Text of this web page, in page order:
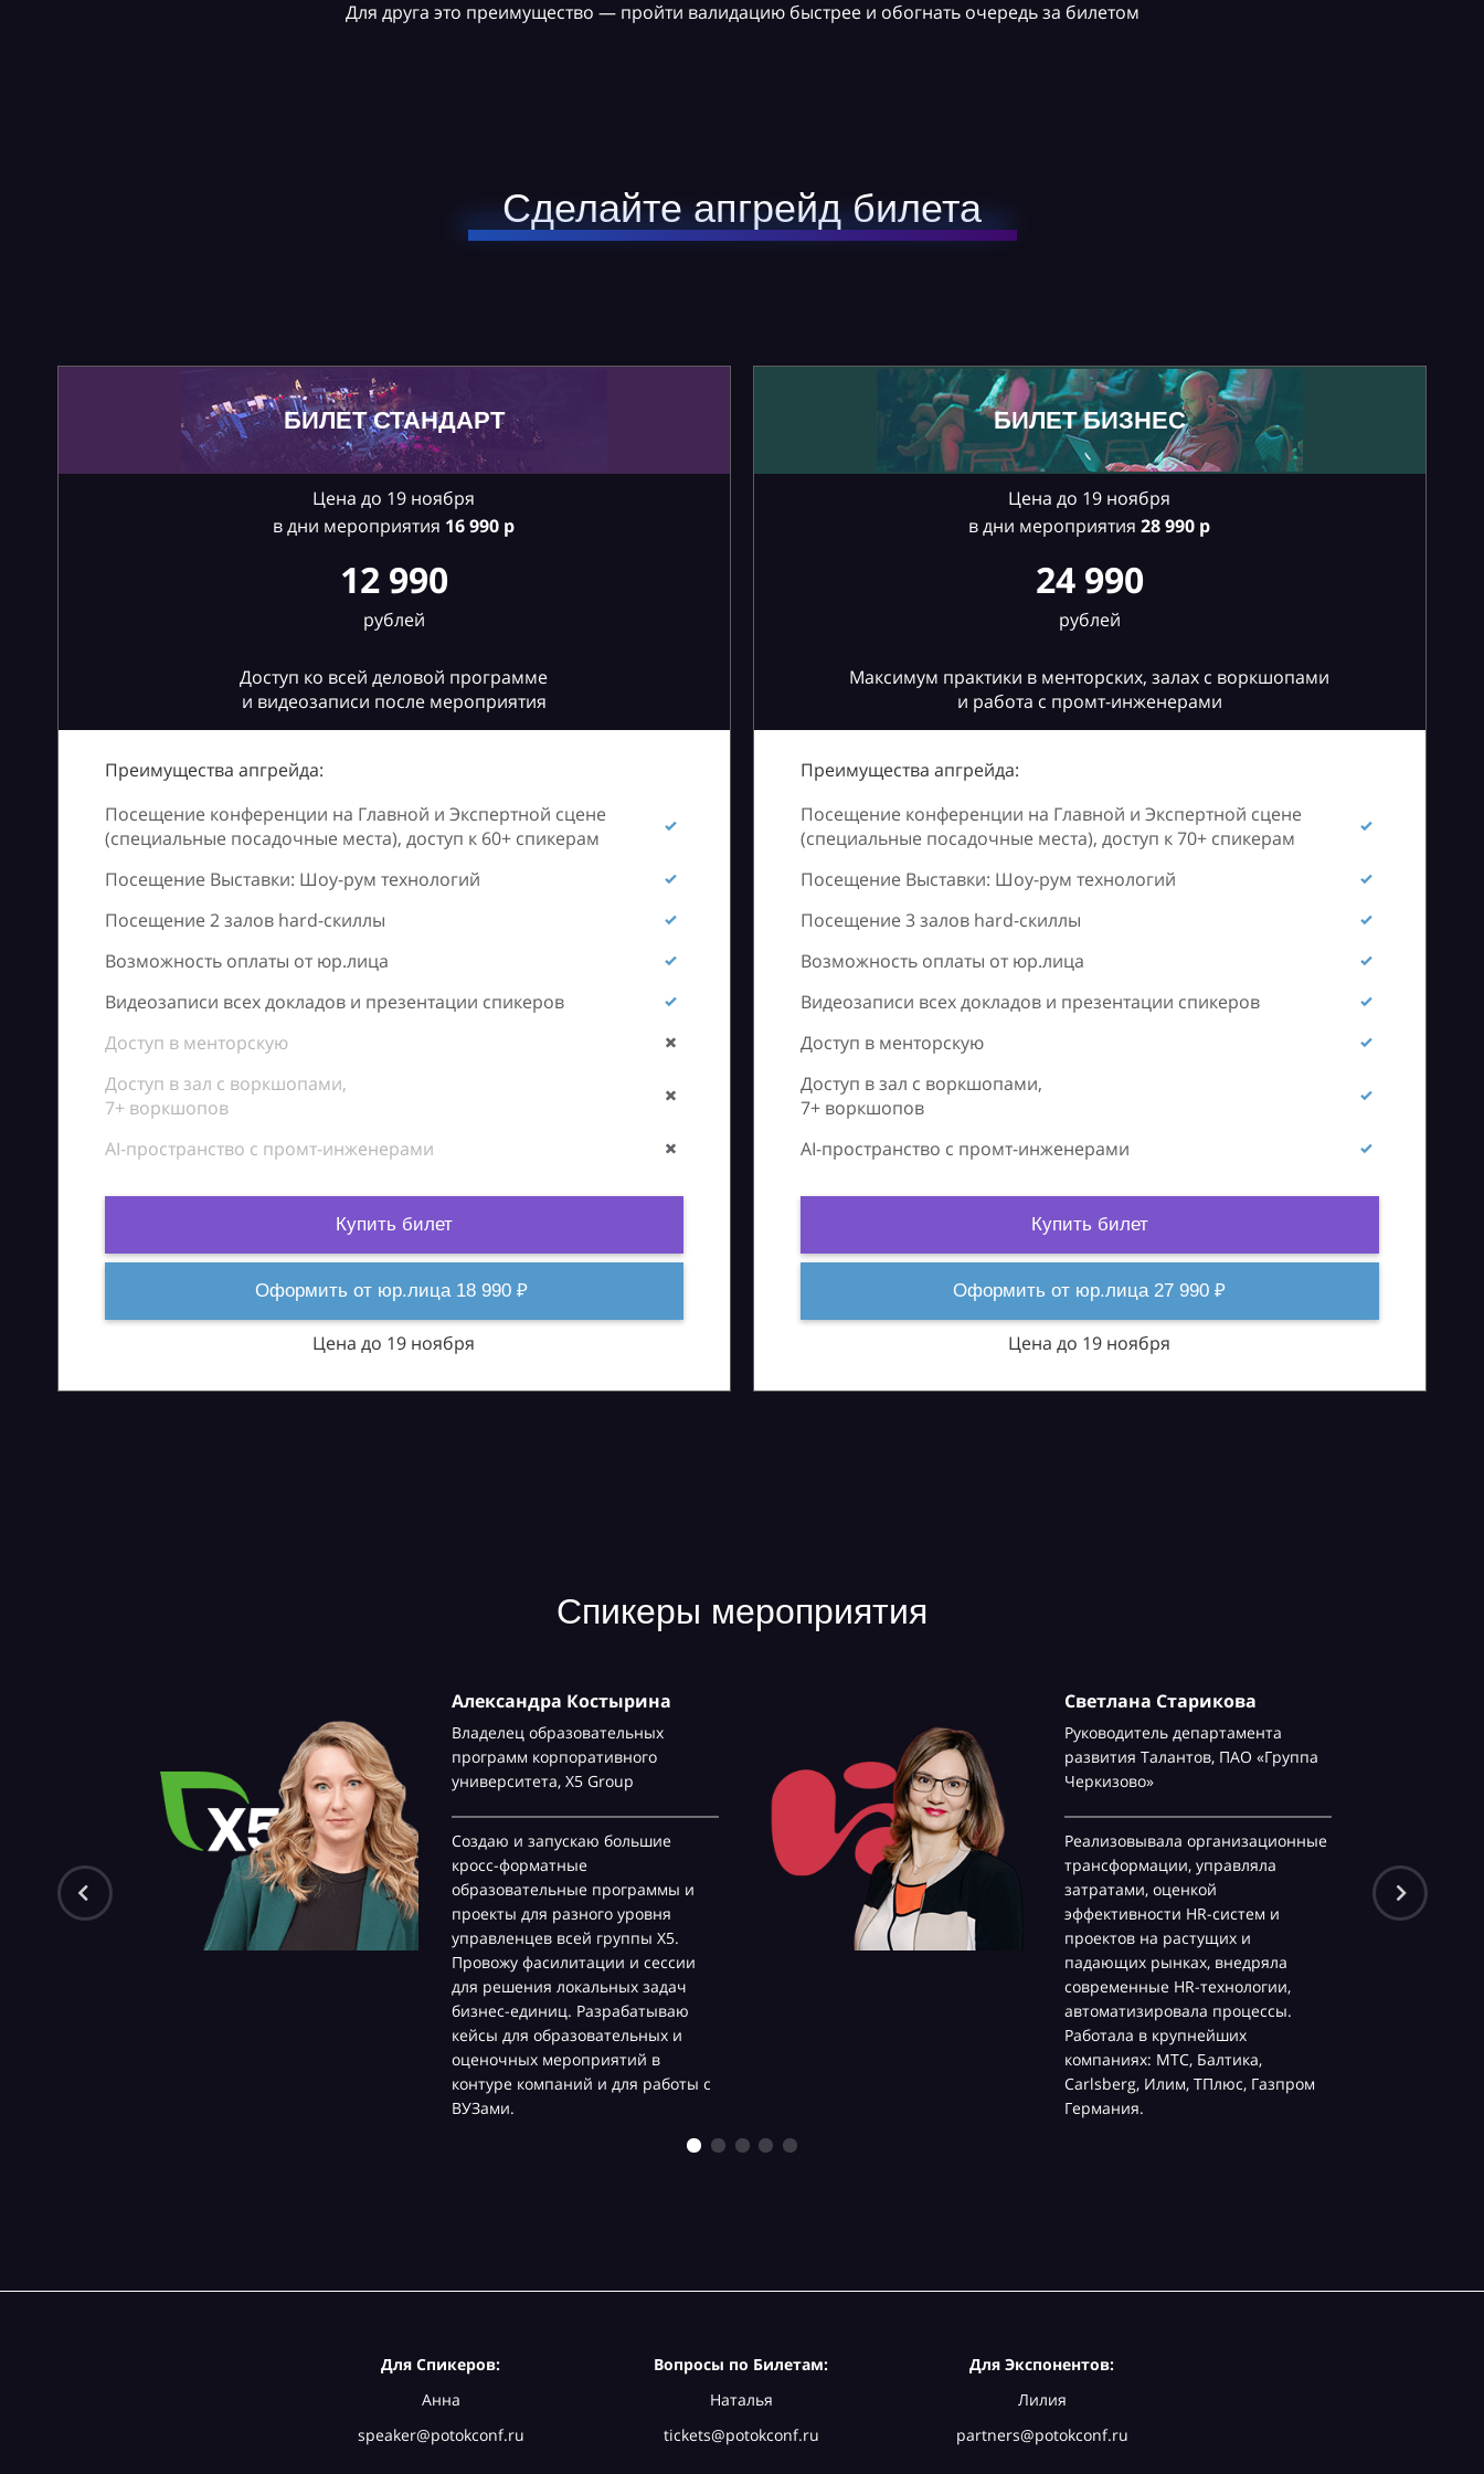
Для друга это преимущество — пройти валидацию быстрее и обогнать очередь за билетом
Сделайте апгрейд билета
БИЛЕТ СТАНДАРТ
Цена до 19 ноября
в дни мероприятия 16990 р
12 990
рублей
Доступ ко всей деловой программе
и видеозаписи после мероприятия
Преимущества апгрейда:
Посещение конференции на Главной и Экспертной сцене
(специальные посадочные места), доступ к 60+ спикерам
Посещение Выставки: Шоу-рум технологий
Посещение 2 залов hard-скиллы
Возможность оплаты от юр.лица
Видеозаписи всех докладов и презентации спикеров
Доступ в менторскую
Доступ в зал с воркшопами,
7+ воркшопов
AI-пространство с промт-инженерами
Купить билет
Оформить от юр.лица 18 990 ₽
Цена до 19 ноября
БИЛЕТ БИЗНЕС
Цена до 19 ноября
в дни мероприятия 28990 р
24 990
рублей
Максимум практики в менторских, залах с воркшопами
и работа с промт-инженерами
Преимущества апгрейда:
Посещение конференции на Главной и Экспертной сцене
(специальные посадочные места), доступ к 70+ спикерам
Посещение Выставки: Шоу-рум технологий
Посещение 3 залов hard-скиллы
Возможность оплаты от юр.лица
Видеозаписи всех докладов и презентации спикеров
Доступ в менторскую
Доступ в зал с воркшопами,
7+ воркшопов
AI-пространство с промт-инженерами
Купить билет
Оформить от юр.лица 27 990 ₽
Цена до 19 ноября
Спикеры мероприятия
Александра Костырина
Владелец образовательных
программ корпоративного
университета, Х5 Group
Создаю и запускаю большие
кросс-форматные
образовательные программы и
проекты для разного уровня
управленцев всей группы Х5.
Провожу фасилитации и сессии
для решения локальных задач
бизнес-единиц. Разрабатываю
кейсы для образовательных и
оценочных мероприятий в
контуре компаний и для работы с
ВУЗами.
Светлана Старикова
Руководитель департамента
развития Талантов, ПАО «Группа
Черкизово»
Реализовывала организационные
трансформации, управляла
затратами, оценкой
эффективности HR-систем и
проектов на растущих и
падающих рынках, внедряла
современные HR-технологии,
автоматизировала процессы.
Работала в крупнейших
компаниях: МТС, Балтика,
Carlsberg, Илим, ТПлюс, Газпром
Германия.
Для Спикеров:
Анна
speaker@potokconf.ru
Вопросы по Билетам:
Наталья
tickets@potokconf.ru
Для Экспонентов:
Лилия
partners@potokconf.ru